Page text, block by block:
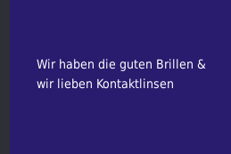
Wir haben die guten Brillen &
wir lieben Kontaktlinsen